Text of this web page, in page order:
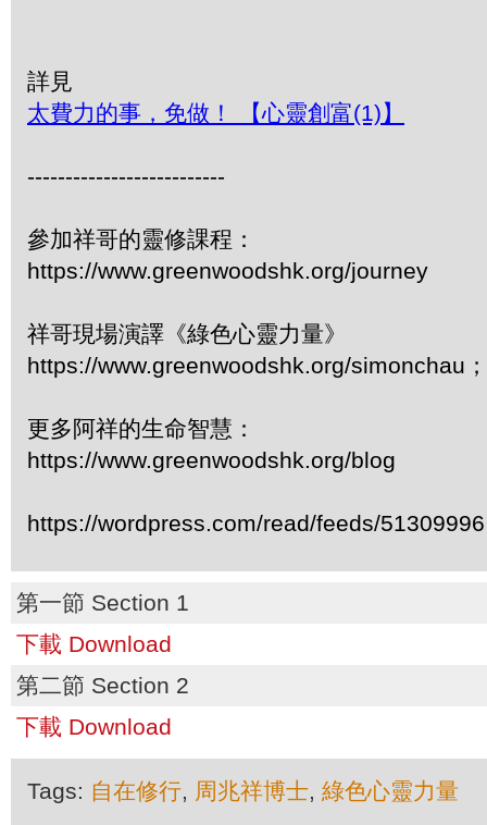
詳見
太費力的事，免做！ 【心靈創富(1)】
--------------------------
參加祥哥的靈修課程：
https://www.greenwoodshk.org/journey
祥哥現場演譯《綠色心靈力量》
https://www.greenwoodshk.org/simonchau
更多阿祥的生命智慧：
https://www.greenwoodshk.org/blog
https://wordpress.com/read/feeds/51309996
第一節 Section 1
下載 Download
第二節 Section 2
下載 Download
Tags: 自在修行, 周兆祥博士, 綠色心靈力量